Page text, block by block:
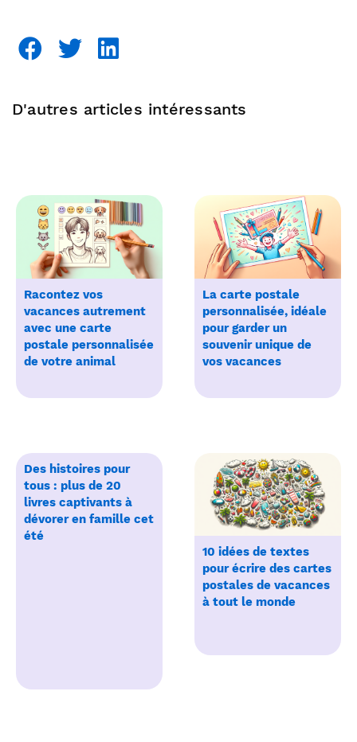
D'autres articles intéressants
Racontez vos
vacances autrement
avec une carte
postale personnalisée
de votre animal
La carte postale
personnalisée, idéale
pour garder un
souvenir unique de
vos vacances
Des histoires pour
tous : plus de 20
livres captivants à
dévorer en famille cet
été
10 idées de textes
pour écrire des cartes
postales de vacances
à tout le monde